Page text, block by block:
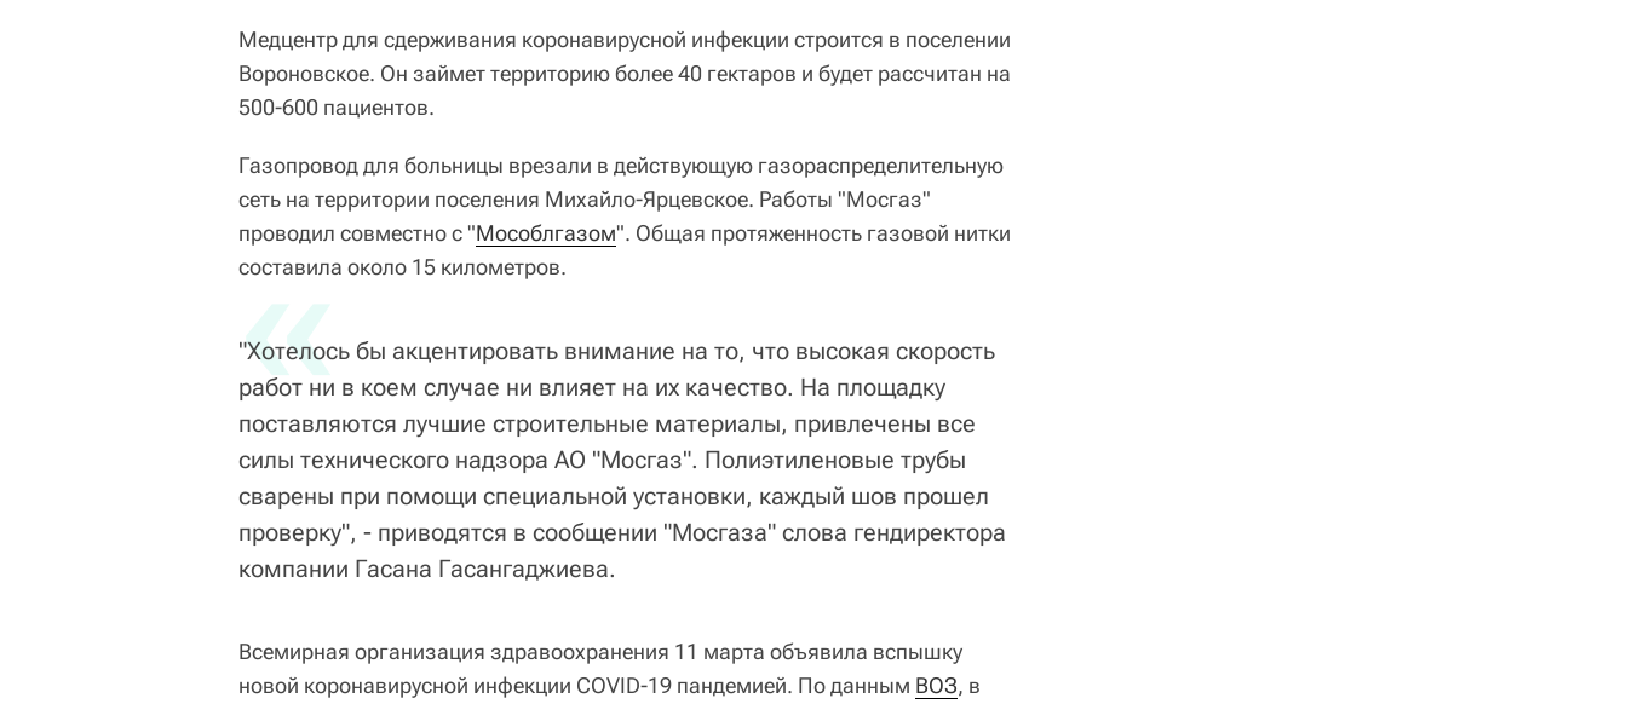
Медцентр для сдерживания коронавирусной инфекции строится в поселении
Вороновское. Он займет территорию более 40 гектаров и будет рассчитан на
500-600 пациентов.
Газопровод для больницы врезали в действующую газораспределительную
сеть на территории поселения Михайло-Ярцевское. Работы "Мосгаз"
проводил совместно с "Мособлгазом". Общая протяженность газовой нитки
составила около 15 километров.
«
"Хотелось бы акцентировать внимание на то, что высокая скорость
работ ни в коем случае ни влияет на их качество. На площадку
поставляются лучшие строительные материалы, привлечены все
силы технического надзора АО "Мосгаз". Полиэтиленовые трубы
сварены при помощи специальной установки, каждый шов прошел
проверку", - приводятся в сообщении "Мосгаза" слова гендиректора
компании Гасана Гасангаджиева.
Всемирная организация здравоохранения 11 марта объявила вспышку
новой коронавирусной инфекции COVID-19 пандемией. По данным ВОЗ, в